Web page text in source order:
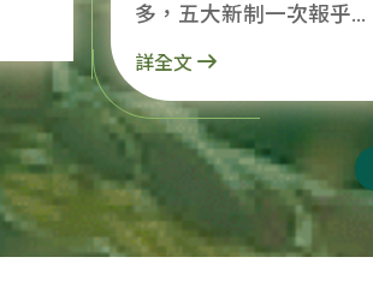
府
管
、
。
多，五大新制一次報乎恁
謝所有農漁民朋友在一年
的努力。新的一年，農業
部會持續跟大家站在一
起，守護農業產業、照顧
農漁民朋友，讓台灣農業
持續進步！ 接下來...
詳全文